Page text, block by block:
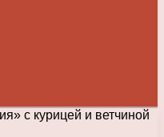
с курицей и ветчиной